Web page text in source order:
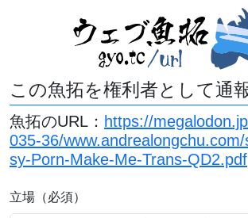
この魚拓を権利者として通
魚拓のURL： https://
035-36/
sy-Porn-Make-Me-Trans-QD2.pdf
立場（必須）